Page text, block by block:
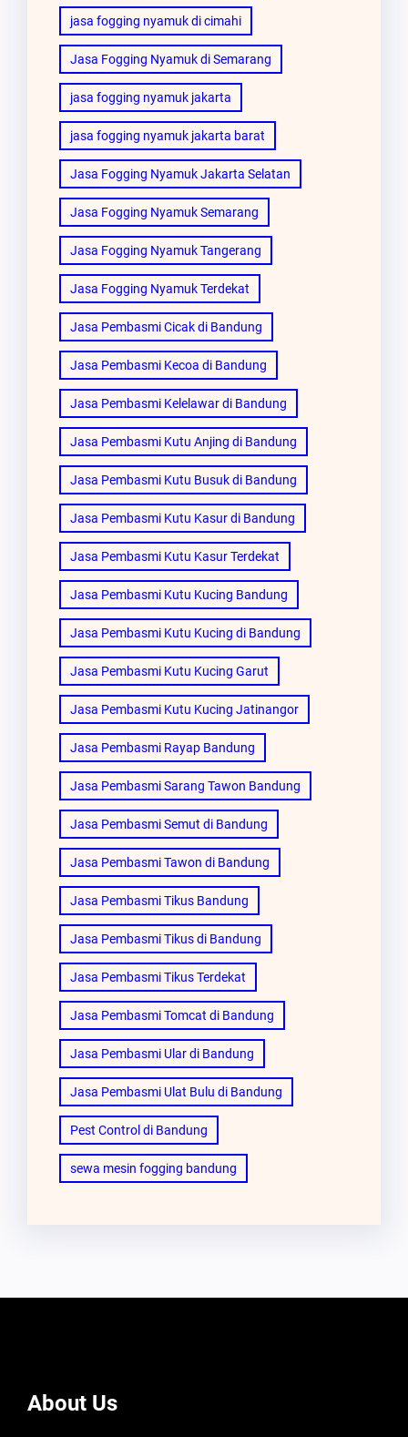
jasa fogging nyamuk di cimahi
Jasa Fogging Nyamuk di Semarang
jasa fogging nyamuk jakarta
jasa fogging nyamuk jakarta barat
Jasa Fogging Nyamuk Jakarta Selatan
Jasa Fogging Nyamuk Semarang
Jasa Fogging Nyamuk Tangerang
Jasa Fogging Nyamuk Terdekat
Jasa Pembasmi Cicak di Bandung
Jasa Pembasmi Kecoa di Bandung
Jasa Pembasmi Kelelawar di Bandung
Jasa Pembasmi Kutu Anjing di Bandung
Jasa Pembasmi Kutu Busuk di Bandung
Jasa Pembasmi Kutu Kasur di Bandung
Jasa Pembasmi Kutu Kasur Terdekat
Jasa Pembasmi Kutu Kucing Bandung
Jasa Pembasmi Kutu Kucing di Bandung
Jasa Pembasmi Kutu Kucing Garut
Jasa Pembasmi Kutu Kucing Jatinangor
Jasa Pembasmi Rayap Bandung
Jasa Pembasmi Sarang Tawon Bandung
Jasa Pembasmi Semut di Bandung
Jasa Pembasmi Tawon di Bandung
Jasa Pembasmi Tikus Bandung
Jasa Pembasmi Tikus di Bandung
Jasa Pembasmi Tikus Terdekat
Jasa Pembasmi Tomcat di Bandung
Jasa Pembasmi Ular di Bandung
Jasa Pembasmi Ulat Bulu di Bandung
Pest Control di Bandung
sewa mesin fogging bandung
About Us